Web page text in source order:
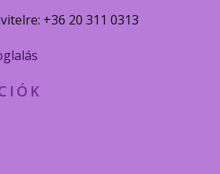
+36 20 311 0313